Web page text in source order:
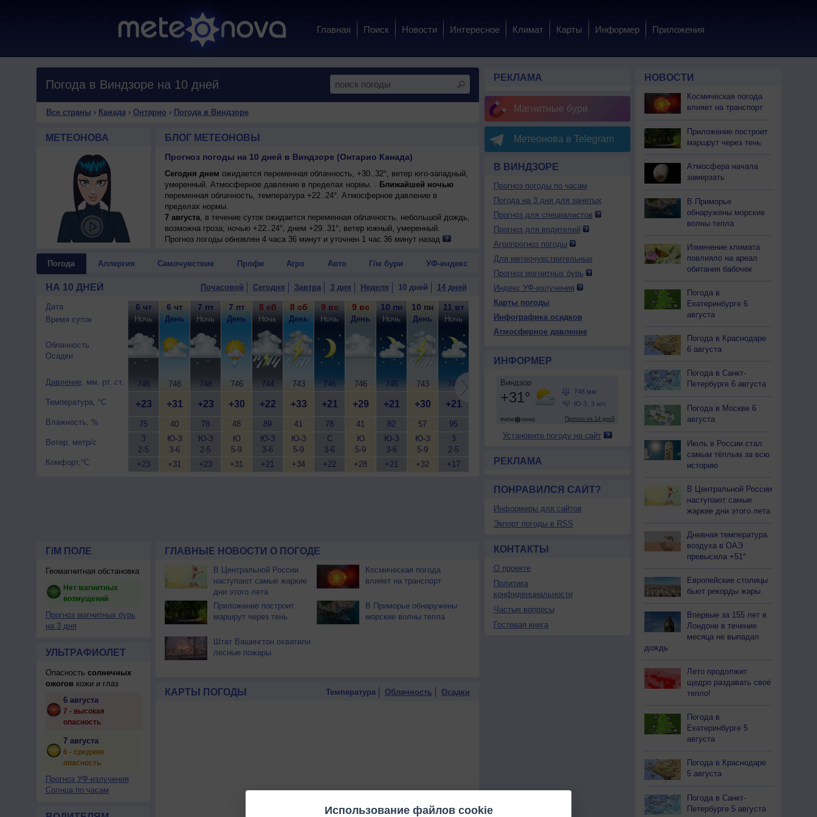
Главная Поиск Новости Интересное Климат Карты Информер Приложения
Погода в Виндзоре на 10 дней
Все страны › Канада› Онтарио › Погода в Виндзоре
МЕТЕОНОВА БЛОГ МЕТЕОНОВЫ
Прогноз погоды на 10 дней в Виндзоре (Онтарио Канада)
Сегодня днем ожидается переменная облачность, +30..32°, ветер юго-западный,
умеренный. Атмосферное давление в пределах нормы. . Ближайшей ночью
переменная облачность, температура +22..24°. Атмосферное давление в
пределах нормы.
7 августа, в течение суток ожидается переменная облачность, небольшой дождь,
возможна гроза; ночью +22..24°, днем +29..31°, ветер южный, умеренный.
8 августа, ожидается переменная облачность, небольшой дождь, возможна
9 августа, в течение суток ожидается переменная облачность; ночью +20..22°,
10 августа, ожидается переменная облачность, сильный дождь, возможна гроза;
ночью +20..22°, днем +29..31°, ветер юго-западный, умеренный.
Прогноз погоды обновлен 4 часа 36 минут и уточнен 1 час 36 минут назад
Погода Аллергия Самочувствие Профи Агро Авто Г/м бури УФ-индекс
НА 10 ДНЕЙ Почасовой Сегодня Завтра 3 дня Неделя 10 дней 14 дней
Дата
Время суток
Облачность
Осадки
Давление, мм. рт. ст.
Температура, °C
Влажность, %
Ветер, метр/с
Комфорт,°C
6 чт
Ночь
746
+23
75
З
2-5
+23
6 чт
День
748
+31
40
Ю-З
3-6
+31
7 пт
Ночь
748
+23
78
Ю-З
2-5
+23
7 пт
День
746
+30
48
Ю
5-9
+31
8 сб
Ночь
744
+22
89
Ю-З
3-6
+21
8 сб
День
743
+33
41
Ю-З
5-9
+34
9 вс
Ночь
746
+21
78
С
3-6
+22
9 вс
День
746
+29
41
Ю
5-9
+28
10 пн
Ночь
746
+21
82
Ю-З
3-6
+21
10 пн
День
743
+30
57
Ю-З
5-9
+32
11 вт
Ночь
744
+21
95
З
2-5
+17
11 вт
День
12 ср
Ночь
744
+19
94
С-З
+19
12 ср
День
Ю-В
+28
Ночь
+21
93
Ю-В
+29
49
З
+18
3-6
14 пт
748
+26
37
С-В
1-3
15 сб
Ночь
748
75
+20
15 сб
748
+19
747
+18
Г/М ПОЛЕ
Геомагнитная обстановка
Нет магнитных
возмущений
Прогноз магнитных бурь
на 3 дня
УЛЬТРАФИОЛЕТ
Опасность солнечных
ожоговкожи и глаз
6 августа
7 - высокая
опасность
7 августа
6 - средняя
опасность
Прогноз УФ-излучения
Солнца по часам
ГЛАВНЫЕ НОВОСТИ О ПОГОДЕ
В Центральной России
наступают самые жаркие
дни этого лета
Космическая погода
влияет на транспорт
Приложение построит
маршрут через тень
В Приморье обнаружены
морские волны тепла
Штат Вашингтон охватили
лесные пожары
КАРТЫ ПОГОДЫ Температура Облачность Осадки
РЕКЛАМА
Магнитные бури
Метеонова в Telegram
В ВИНДЗОРЕ
Прогноз погоды по часам
Погода на 3 дня для занятых
Прогноз для специалистов
Прогноз для водителей
Агропрогноз погоды
Для метеочувствительных
Прогноз магнитных бурь
Индекс УФ-излучения
Карты погоды
Инфографика осадков
Атмосферное давление
ИНФОРМЕР
Установите погоду на сайт
РЕКЛАМА
ПОНРАВИЛСЯ САЙТ?
Информеры для сайтов
Экпорт погоды в RSS
КОНТАКТЫ
О проекте
Политика
конфиденциальности
Частые вопросы
Гостевая книга
НОВОСТИ
Космическая погода
влияет на транспорт
Приложение построит
маршрут через тень
Атмосфера начала
замерзать
В Приморье
обнаружены морские
волны тепла
Изменение климата
повлияло на ареал
обитания бабочек
Погода в
Екатеринбурге 6
августа
Погода в Краснодаре
6 августа
Погода в Санкт-
Петербурге 6 августа
Погода в Москве 6
августа
Июль в России стал
самым тёплым за всю
историю
В Центральной России
наступают самые
жаркие дни этого лета
Дневная температура
воздуха в ОАЭ
превысила +51°
Европейские столицы
бьют рекорды жары
Впервые за 155 лет в
Лондоне в течение
месяца не выпадал
дождь
Лето продолжит
щедро раздавать своё
тепло!
Погода в
Екатеринбурге 5
августа
Погода в Краснодаре
5 августа
Погода в Санкт-
Петербурге 5 августа
Использование файлов cookie